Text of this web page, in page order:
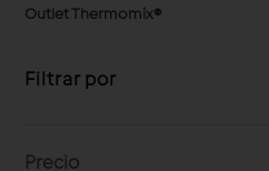
Outlet Thermomix®
Filtrar por
Precio